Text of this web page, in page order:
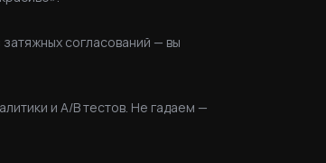
согласований — вы
и A/B тестов. Не гадаем —